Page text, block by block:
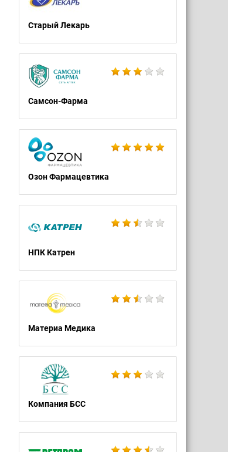
Старый Лекарь
Самсон-Фарма
Озон Фармацевтика
НПК Катрен
Материа Медика
Компания БСС